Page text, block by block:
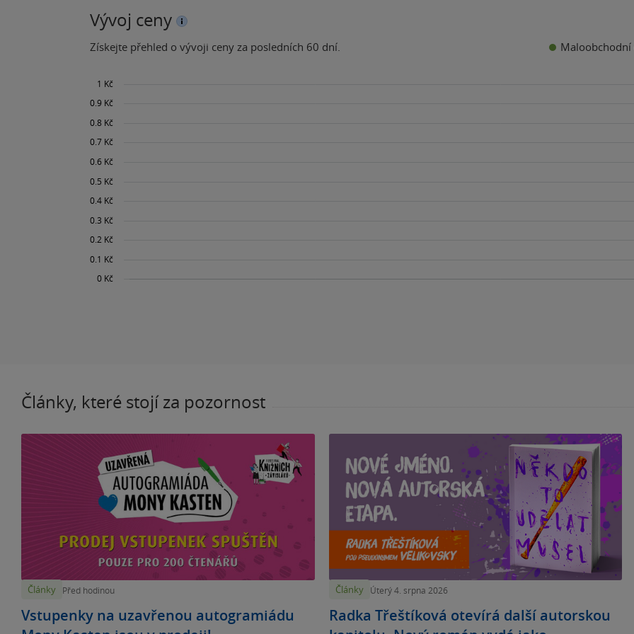
Vývoj ceny
Získejte přehled o vývoji ceny za posledních 60 dní. Maloobchodní
Články, které stojí za pozornost
Články Před hodinou
Vstupenky na uzavřenou autogramiádu
Články Úterý 4. srpna 2026
Radka Třeštíková otevírá další autorskou